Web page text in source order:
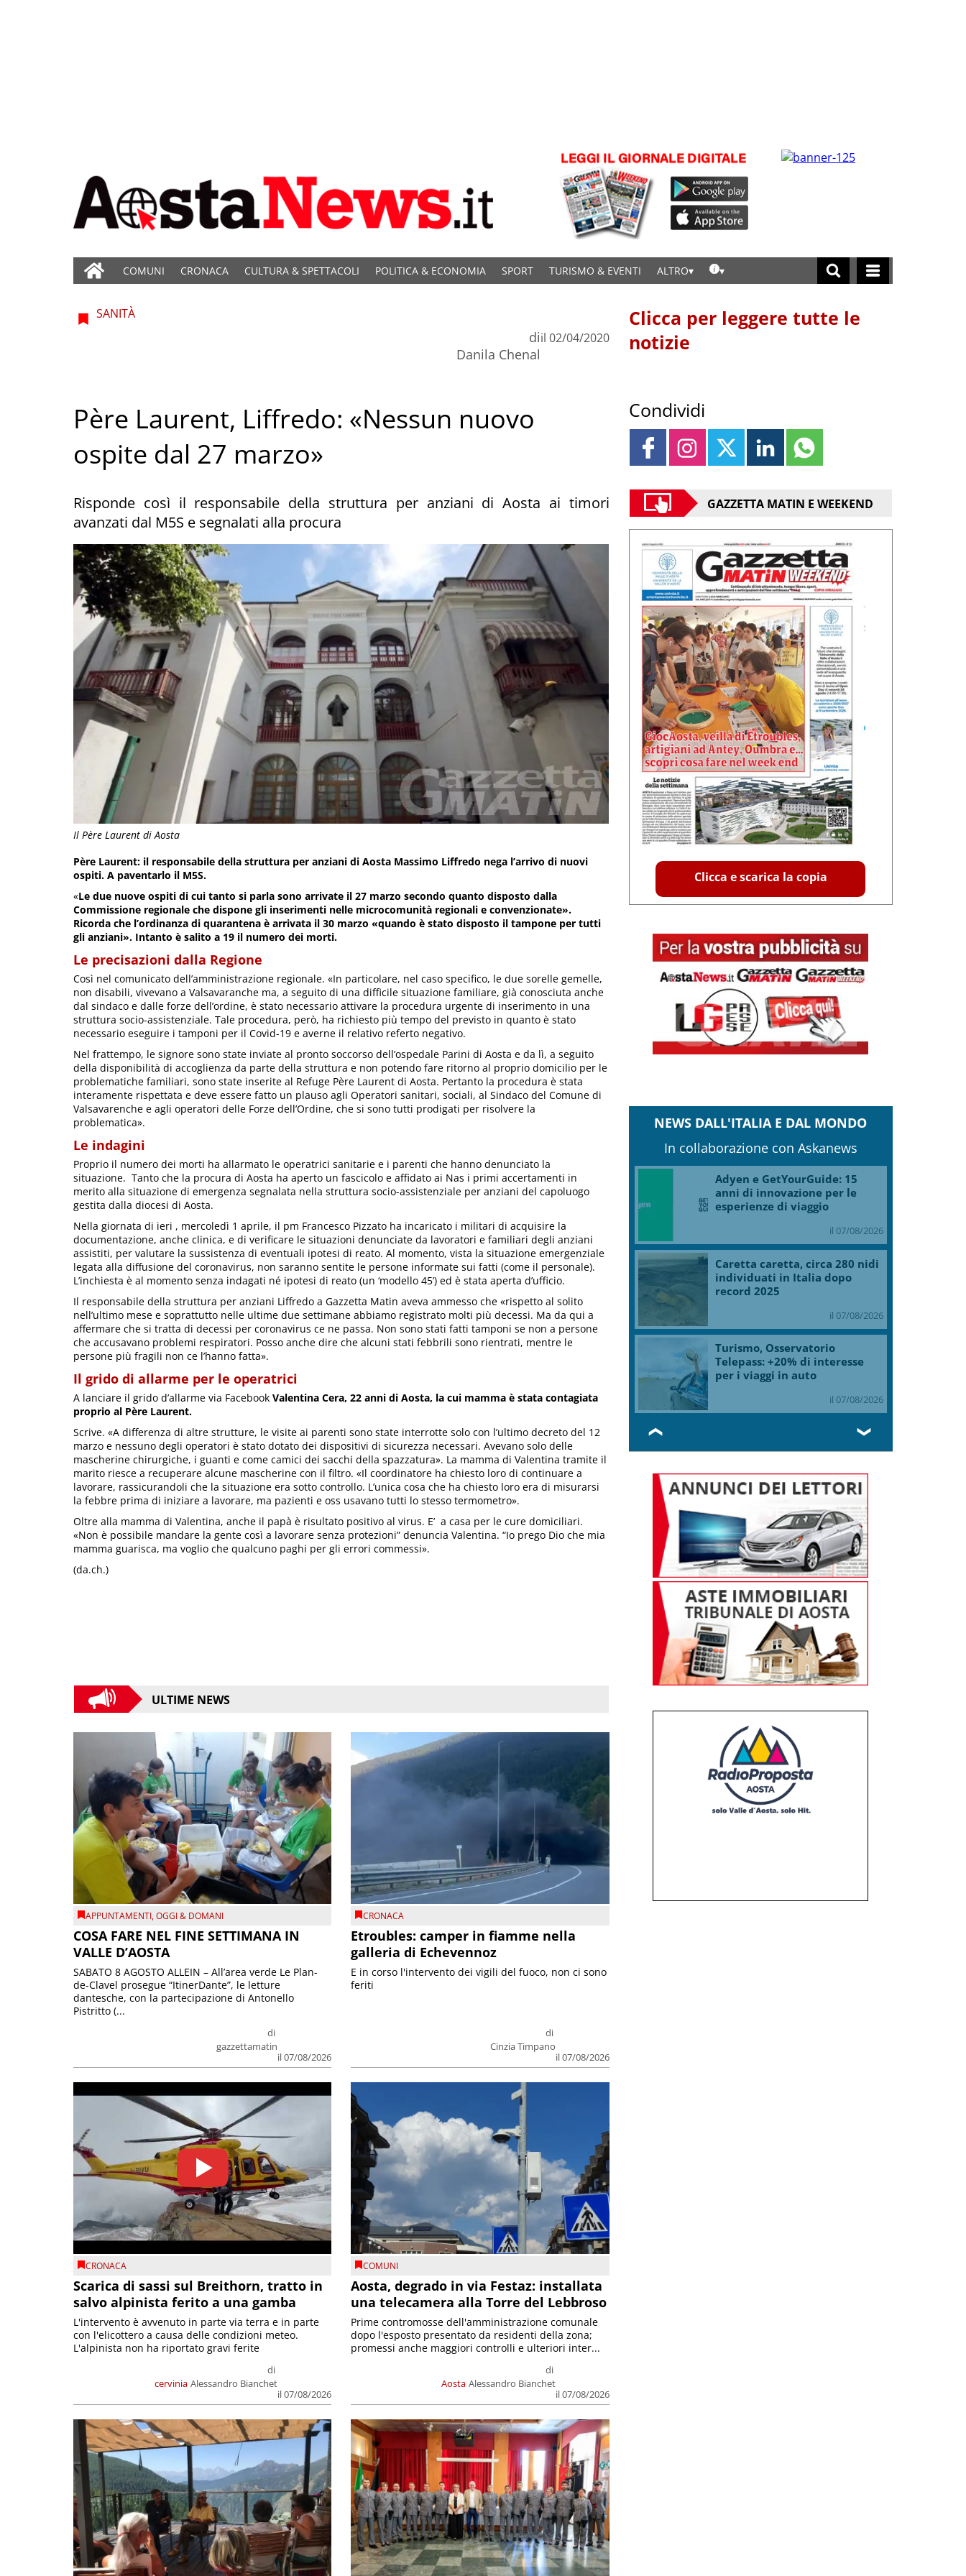
COMUNI CRONACA CULTURA & SPETTACOLI POLITICA & ECONOMIA SPORT TURISMO & EVENTI ALTRO
Il Père Laurent di Aosta
SANITÀ
di
Danila Chenal
il 02/04/2020
Père Laurent, Liffredo: «Nessun nuovo
ospite dal 27 marzo»
Risponde così il responsabile della struttura per anziani di Aosta ai timori
avanzati dal M5S e segnalati alla procura
Père Laurent: il responsabile della struttura per anziani di Aosta Massimo Liffredo nega l’arrivo di nuovi
ospiti. A paventarlo il M5S.
«Le due nuove ospiti di cui tanto si parla sono arrivate il 27 marzo secondo quanto disposto dalla
Commissione regionale che dispone gli inserimenti nelle microcomunità regionali e convenzionate».
Ricorda che l’ordinanza di quarantena è arrivata il 30 marzo «quando è stato disposto il tampone per tutti
gli anziani». Intanto è salito a 19 il numero dei morti.
Le precisazioni dalla Regione
Così nel comunicato dell’amministrazione regionale. «In particolare, nel caso specifico, le due sorelle gemelle,
non disabili, vivevano a Valsavaranche ma, a seguito di una difficile situazione familiare, già conosciuta anche
dal sindaco e dalle forze dell’ordine, è stato necessario attivare la procedura urgente di inserimento in una
struttura socio-assistenziale. Tale procedura, però, ha richiesto più tempo del previsto in quanto è stato
necessario eseguire i tamponi per il Covid-19 e averne il relativo referto negativo.
Nel frattempo, le signore sono state inviate al pronto soccorso dell’ospedale Parini di Aosta e da lì, a seguito
della disponibilità di accoglienza da parte della struttura e non potendo fare ritorno al proprio domicilio per le
problematiche familiari, sono state inserite al Refuge Père Laurent di Aosta. Pertanto la procedura è stata
interamente rispettata e deve essere fatto un plauso agli Operatori sanitari, sociali, al Sindaco del Comune di
Valsavarenche e agli operatori delle Forze dell’Ordine, che si sono tutti prodigati per risolvere la
problematica».
Le indagini
Proprio il numero dei morti ha allarmato le operatrici sanitarie e i parenti che hanno denunciato la
situazione. Tanto che la procura di Aosta ha aperto un fascicolo e affidato ai Nas i primi accertamenti in
merito alla situazione di emergenza segnalata nella struttura socio-assistenziale per anziani del capoluogo
gestita dalla diocesi di Aosta.
Nella giornata di ieri , mercoledì 1 aprile, il pm Francesco Pizzato ha incaricato i militari di acquisire la
documentazione, anche clinica, e di verificare le situazioni denunciate da lavoratori e familiari degli anziani
assistiti, per valutare la sussistenza di eventuali ipotesi di reato. Al momento, vista la situazione emergenziale
legata alla diffusione del coronavirus, non saranno sentite le persone informate sui fatti (come il personale).
L’inchiesta è al momento senza indagati né ipotesi di reato (un ‘modello 45’) ed è stata aperta d’ufficio.
Il responsabile della struttura per anziani Liffredo a Gazzetta Matin aveva ammesso che «rispetto al solito
nell’ultimo mese e soprattutto nelle ultime due settimane abbiamo registrato molti più decessi. Ma da qui a
affermare che si tratta di decessi per coronavirus ce ne passa. Non sono stati fatti tamponi se non a persone
che accusavano problemi respiratori. Posso anche dire che alcuni stati febbrili sono rientrati, mentre le
persone più fragili non ce l’hanno fatta».
Il grido di allarme per le operatrici
A lanciare il grido d’allarme via Facebook Valentina Cera, 22 anni di Aosta, la cui mamma è stata contagiata
proprio al Père Laurent.
Scrive. «A differenza di altre strutture, le visite ai parenti sono state interrotte solo con l’ultimo decreto del 12
marzo e nessuno degli operatori è stato dotato dei dispositivi di sicurezza necessari. Avevano solo delle
mascherine chirurgiche, i guanti e come camici dei sacchi della spazzatura». La mamma di Valentina tramite il
marito riesce a recuperare alcune mascherine con il filtro. «Il coordinatore ha chiesto loro di continuare a
lavorare, rassicurandoli che la situazione era sotto controllo. L’unica cosa che ha chiesto loro era di misurarsi
la febbre prima di iniziare a lavorare, ma pazienti e oss usavano tutti lo stesso termometro».
Oltre alla mamma di Valentina, anche il papà è risultato positivo al virus. E’ a casa per le cure domiciliari.
«Non è possibile mandare la gente così a lavorare senza protezioni” denuncia Valentina. “Io prego Dio che mia
mamma guarisca, ma voglio che qualcuno paghi per gli errori commessi».
(da.ch.)
ULTIME NEWS
APPUNTAMENTI,OGGI & DOMANI
COSA FARE NEL FINE SETTIMANA IN
VALLE D’AOSTA
di
gazzettamatin
il 07/08/2026
SABATO 8 AGOSTO ALLEIN – All’area verde Le Plan-
de-Clavel prosegue “ItinerDante”, le letture
dantesche, con la partecipazione di Antonello
Pistritto (...
CRONACA
Etroubles: camper in fiamme nella
galleria di Echevennoz
di
Cinzia Timpano
il 07/08/2026
E in corso l'intervento dei vigili del fuoco, non ci sono
feriti
CRONACA
Scarica di sassi sul Breithorn, tratto in
salvo alpinista ferito a una gamba
cervinia
di
Alessandro Bianchet
il 07/08/2026
L'intervento è avvenuto in parte via terra e in parte
con l'elicottero a causa delle condizioni meteo.
L'alpinista non ha riportato gravi ferite
COMUNI
Aosta, degrado in via Festaz: installata
una telecamera alla Torre del Lebbroso
Aosta
di
Alessandro Bianchet
il 07/08/2026
Prime contromosse dell'amministrazione comunale
dopo l'esposto presentato da residenti della zona;
promessi anche maggiori controlli e ulteriori inter...
Clicca per leggere tutte le
notizie
Condividi
GAZZETTA MATIN E WEEKEND
Clicca e scarica la copia
NEWS DALL'ITALIA E DAL MONDO
In collaborazione con Askanews
Adyen e GetYourGuide: 15
anni di innovazione per le
esperienze di viaggio
il 07/08/2026
Caretta caretta, circa 280 nidi
individuati in Italia dopo
record 2025
il 07/08/2026
Turismo, Osservatorio
Telepass: +20% di interesse
per i viaggi in auto
il 07/08/2026
❮ ❯